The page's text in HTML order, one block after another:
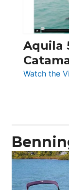
Aquila
Watch the